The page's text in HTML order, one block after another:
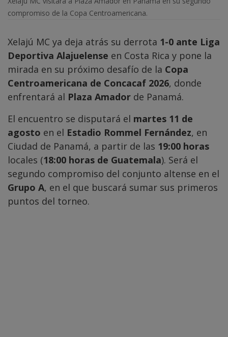
compromiso de la Copa Centroamericana.
Xelajú MC ya deja atrás su derrota 1-0 ante Liga
Deportiva Alajuelense en Costa Rica y pone la
mirada en su próximo desafío de la Copa
Centroamericana de Concacaf 2026, donde
enfrentará al Plaza Amador de Panamá.
El encuentro se disputará el martes 11 de
agosto en el Estadio Rommel Fernández, en
Ciudad de Panamá, a partir de las 19:00 horas
locales (18:00 horas de Guatemala). Será el
segundo compromiso del conjunto altense en el
Grupo A, en el que buscará sumar sus primeros
puntos del torneo.